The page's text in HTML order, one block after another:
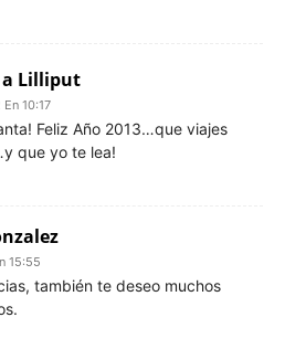
a Lilliput
10:17
Feliz Año 2013…que viajes
que yo te lea!
15:55
también te deseo muchos